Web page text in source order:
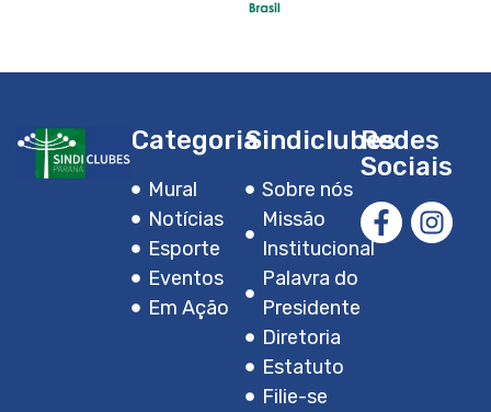
Categoria
Mural
Notícias
Esporte
Eventos
Em Ação
Sindiclubes
Sobre nós
Missão
Institucional
Palavra do
Presidente
Diretoria
Estatuto
Filie-se
Redes
Sociais